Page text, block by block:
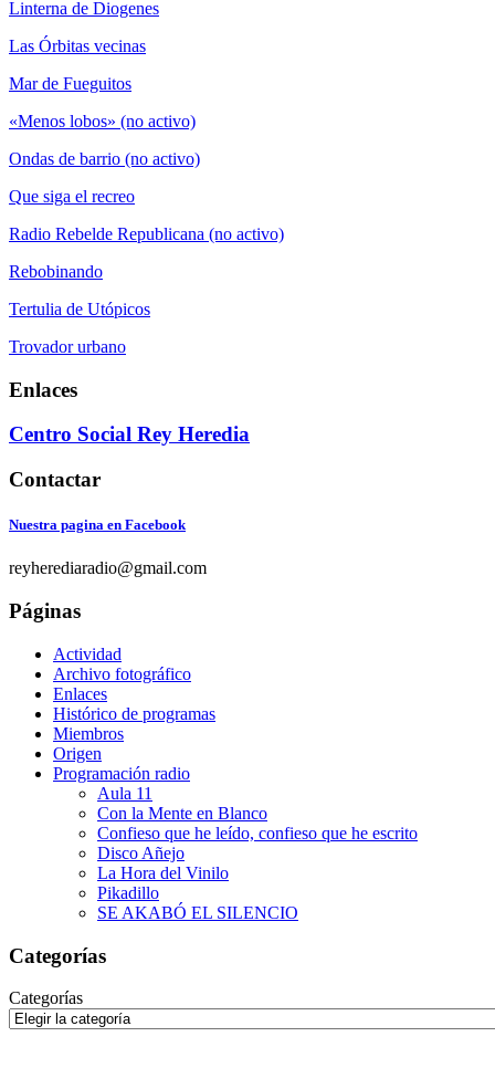
Linterna de Diogenes
Las Órbitas vecinas
Mar de Fueguitos
«Menos lobos» (no activo)
Ondas de barrio (no activo)
Que siga el recreo
Radio Rebelde Republicana (no activo)
Rebobinando
Tertulia de Utópicos
Trovador urbano
Enlaces
Centro Social Rey Heredia
Contactar
Nuestra pagina en Facebook
reyherediaradio@gmail.com
Páginas
Actividad
Archivo fotográfico
Enlaces
Histórico de programas
Miembros
Origen
Programación radio
Aula 11
Con la Mente en Blanco
Confieso que he leído, confieso que he escrito
Disco Añejo
La Hora del Vinilo
Pikadillo
SE AKABÓ EL SILENCIO
Categorías
Categorías